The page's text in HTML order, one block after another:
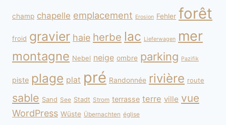
champ chapelle emplacement Erosion Fehler forêt
froid gravier haie herbe lac Lieferwagen mer
montagne Nebel neige ombre parking Pazifik
piste plage plat pré Randonnée rivière route
sable Sand See Stadt Strom terrasse terre ville vue
WordPress Wüste Übernachten église